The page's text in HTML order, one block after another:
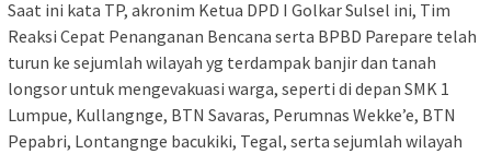
Saat ini kata TP, akronim Ketua DPD I Golkar Sulsel ini, Tim
Reaksi Cepat Penanganan Bencana serta BPBD Parepare telah
turun ke sejumlah wilayah yg terdampak banjir dan tanah
longsor untuk mengevakuasi warga, seperti di depan SMK 1
Lumpue, Kullangnge, BTN Savaras, Perumnas Wekke’e, BTN
Pepabri, Lontangnge bacukiki, Tegal, serta sejumlah wilayah